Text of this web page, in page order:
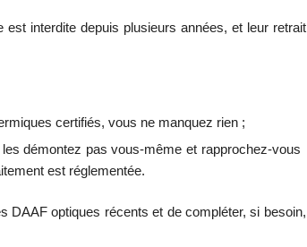
interdite depuis plusieurs années, et leur retrait
certifiés, vous ne manquez rien ;
démontez pas vous-même et rapprochez-vous
est réglementée.
DAAF optiques récents et de compléter, si besoin,